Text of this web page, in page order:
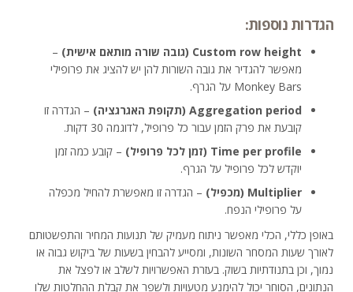
הגדרות נוספות:
Custom row height (גובה שורה מותאם אישית)
–
מאפשר להגדיר את גובה השורות להן יש להציג את פרופילי
Monkey Bars על הגרף.
Aggregation period (תקופת האגרגציה)
– הגדרה זו
קובעת את פרק הזמן עבור כל פרופיל, לדוגמה 30 דקות.
Time per profile (זמן לכל פרופיל)
– קובע כמה זמן
יוקדש לכל פרופיל על הגרף.
Multiplier (מכפיל)
– הגדרה זו מאפשרת להחיל מכפלה
על פרופילי הנפח.
באופן כללי, הכלי מאפשר ניתוח מעמיק של תנועות המחיר והתפשטותם
לאורך שעות המסחר השונות, ומסייע להבחין בשעות של ביקוש גבוה או
נמוך, וכן בתנודתיות בשוק. בעזרת האפשרויות לשלב או לפצל את
הנתונים, הסוחר יכול להימנע מטעויות ולשפר את קבלת ההחלטות שלו